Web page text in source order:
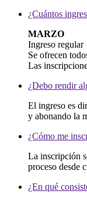
¿Cuántos
MARZO
Ingreso regular
Se ofrecen
Las
¿Debo rendir
El ingreso es
y abonando la
¿Cómo me
La inscripción
proceso desde
¿En qué